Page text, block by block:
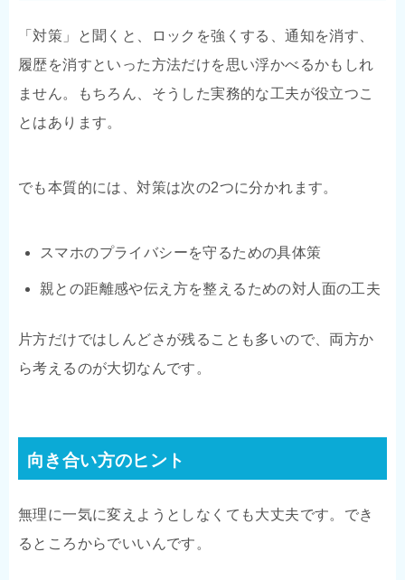
「対策」と聞くと、ロックを強くする、通知を消す、
履歴を消すといった方法だけを思い浮かべるかもしれ
ません。もちろん、そうした実務的な工夫が役立つこ
とはあります。
でも本質的には、対策は次の2つに分かれます。
スマホのプライバシーを守るための具体策
親との距離感や伝え方を整えるための対人面の工夫
片方だけではしんどさが残ることも多いので、両方か
ら考えるのが大切なんです。
向き合い方のヒント
無理に一気に変えようとしなくても大丈夫です。でき
るところからでいいんです。